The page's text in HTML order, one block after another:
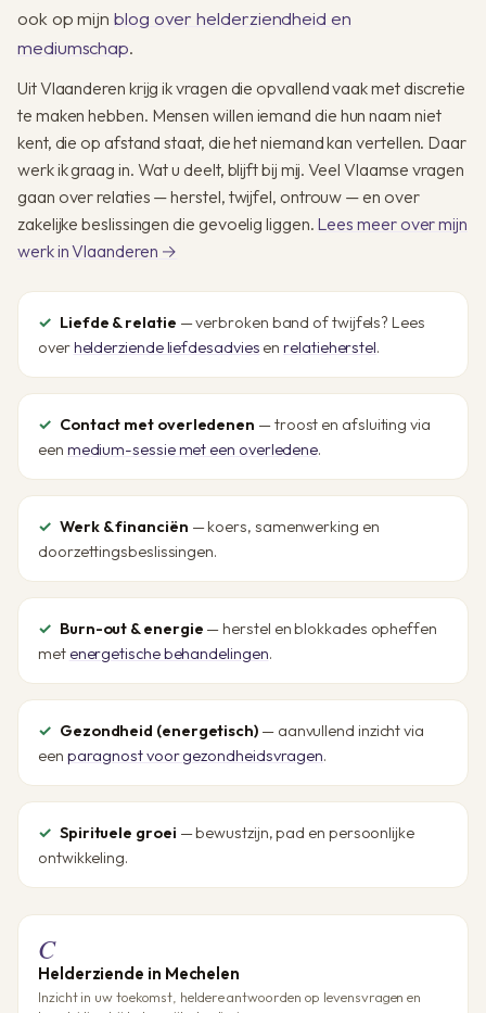
ook op mijnblog over helderziendheid en
mediumschap.
Uit Vlaanderen krijg ik vragen die opvallend vaak met discretie
te maken hebben. Mensen willen iemand die hun naam niet
kent, die op afstand staat, die het niemand kan vertellen. Daar
werk ik graag in. Wat u deelt, blijft bij mij. Veel Vlaamse vragen
gaan over relaties — herstel, twijfel, ontrouw — en over
zakelijke beslissingen die gevoelig liggen. Lees meer over mijn
werk in Vlaanderen →
Liefde & relatie — verbroken band of twijfels? Lees
overhelderziende liefdesadvies enrelatieherstel.
Contact met overledenen — troost en afsluiting via
een medium-sessie met een overledene.
Werk & financiën — koers, samenwerking en
doorzettingsbeslissingen.
Burn-out & energie — herstel en blokkades opheffen
met energetische behandelingen.
Gezondheid (energetisch) — aanvullend inzicht via
een paragnost voor gezondheidsvragen.
Spirituele groei — bewustzijn, pad en persoonlijke
ontwikkeling.
C
Helderziende in Mechelen
Inzicht in uw toekomst, heldere antwoorden op levensvragen en